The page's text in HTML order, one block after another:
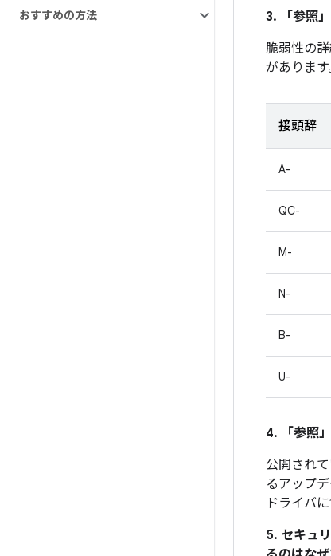
おすすめの方法 3. 「参照」
脆弱性の詳
があります
接頭辞
A-
QC-
M-
N-
B-
U-
4. 「参照」
公開され
るアップデ
ドライバ
5. セキュ